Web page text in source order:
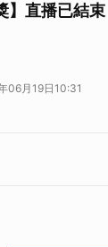
】直播已結束
已結束，謝謝觀看！
報導 👉🏻由此去
06月19日10:31